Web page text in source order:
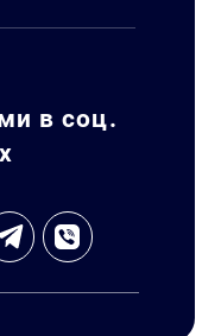
в соц.